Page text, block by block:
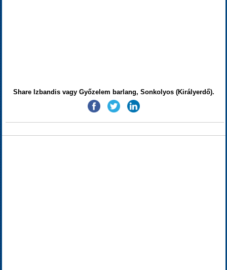
Share Izbandis vagy Győzelem barlang, Sonkolyos (Királyerdő).